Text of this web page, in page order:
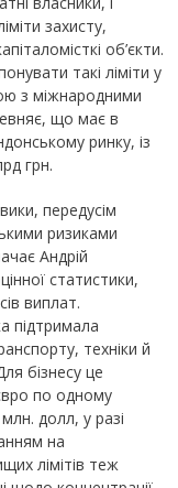
захисту,
об’єкти.
такі ліміти у
з міжнародними
що має в
ринку, із
грн.
передусім
ризиками
Андрій
статистики,
виплат.
підтримала
техніки й
бізнесу це
по одному
долл, у разі
на
лімітів теж